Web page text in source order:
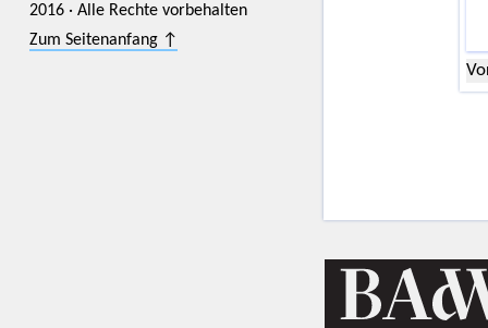
2016 · Alle Rechte vorbehalten
Zum Seitenanfang ↑